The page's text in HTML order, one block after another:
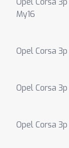
My16
Opel Corsa
Opel Corsa
Opel Corsa